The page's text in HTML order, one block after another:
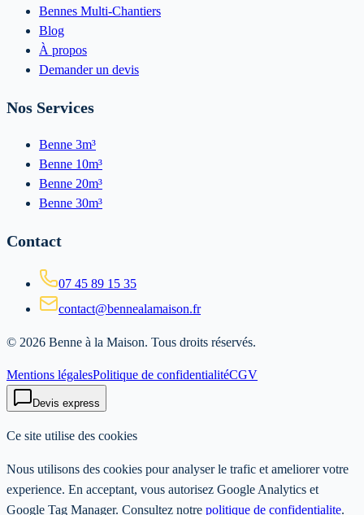
Bennes Multi-Chantiers
Blog
À propos
Demander un devis
Nos Services
Benne 3m³
Benne 10m³
Benne 20m³
Benne 30m³
Contact
07 45 89 15 35
contact@bennealamaison.fr
© 2026 Benne à la Maison. Tous droits réservés.
Mentions légalesPolitique de confidentialitéCGV
Devis express
Ce site utilise des cookies
Nous utilisons des cookies pour analyser le trafic et ameliorer votre
experience. En acceptant, vous autorisez Google Analytics et
Google Tag Manager. Consultez notre politique de confidentialite.